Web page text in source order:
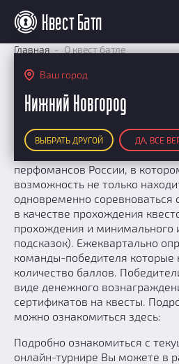
Ваш город
Нижний Новгород
ВЫБРАТЬ ДРУГОЙ ДА, ВСЕ
РЕЙТИНГ КОМАНД
Итоговый рейтинг
По количеству очков
По качеству игры
Список команд
ПОИСК КОМАНДЫ
КВЕСТ БАТЛ
О Квест Батле
Cashback
Как подсчитываются рейтинги
Призы
Новости
Партнерам
КВЕСТ В ПОДАРОК
Главная О квест батле
О нас
Портал квестов "Квест Батл"
Квест Батл - это портал
перфомансов России, в
возможность не только
одновременно соревноваться
в качестве прохождения
прохождения и минимального
подсказок). Ежеквартально
команды-победителя которые
количество баллов.
виде денежного
сертификатов на квесты.
можно ознакомиться здесь:
Подробно ознакомиться с
онлайн-турнире Вы можете в